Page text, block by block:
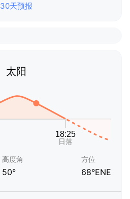
30天预报
太阳
高度角
50°
方位
68°ENE